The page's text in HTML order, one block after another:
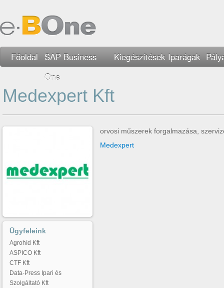
Főoldal
SAP Business
One
Kiegészítések Iparágak
Medexpert Kft
orvosi műszerek forgalmazása,
Medexpert
Ügyfeleink
Agrohíd Kft
ASPICO Kft
CTF Kft
Data-Press Ipari és
Szolgáltató Kft